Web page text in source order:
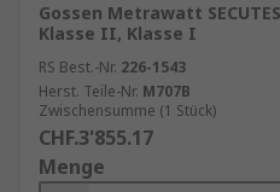
Gossen Metrawatt
Klasse II, Klasse I
RS Best.-Nr. 226-1543
Herst. Teile-Nr. M707B
Zwischensumme (1 Stück)
CHF.3'855.17
Menge